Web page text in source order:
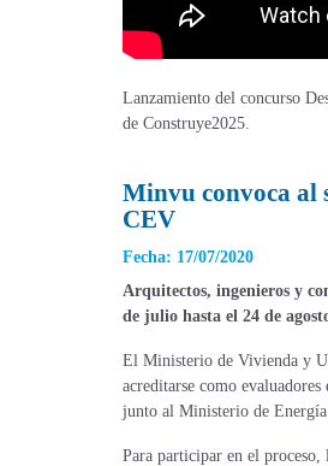
Lanzamiento del concurso
de Construye2025.
Minvu convoca al
CEV
Fecha: 17/07/2020
Arquitectos, ingenieros y
de julio hasta el 24 de
El Ministerio de Vivienda y
acreditarse como
junto al Ministerio de
Para participar en el